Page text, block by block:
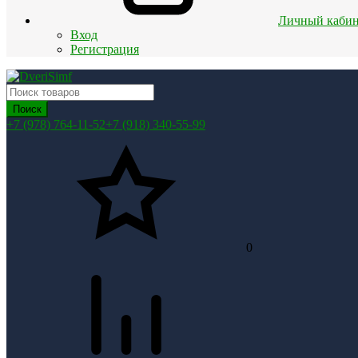
Личный
Вход
Регистрация
Поиск
+7 (978) 764-11-52+7 (918) 340-55-99
0